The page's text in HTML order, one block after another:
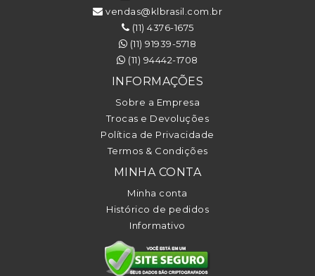
vendas@klbrasil.com.br
(11) 4376-1675
(11) 91939-5718
(11) 94442-1708
INFORMAÇÕES
Sobre a Empresa
Trocas e Devoluções
Política de Privacidade
Termos & Condições
MINHA CONTA
Minha conta
Histórico de pedidos
Informativo